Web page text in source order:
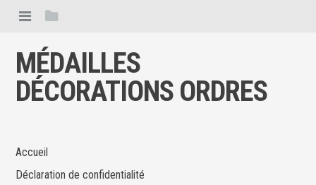
MÉDAILLES
DÉCORATIONS ORDRES
Accueil
Déclaration de confidentialité